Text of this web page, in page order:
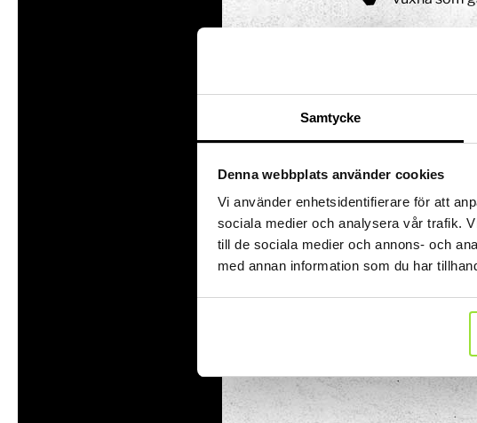
Samtycke
Denna webbplats använder cookies
Vi använder enhetsidentifierare för att
sociala medier och analysera vår trafik.
till de sociala medier och annons- och
med annan information som du har
Den fartfyllda
Den kluriga
extra kul att
särskilt nära